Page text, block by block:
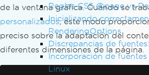
Reglas CSS @page vs
Inicializando
RenderingOptions
Discrepancias de
Incorporación de fuentes
Linux
de la ventana gráfica. Cuando se
personalizados, este modo
preciso sobre la adaptación del
diferentes dimensiones de la página.